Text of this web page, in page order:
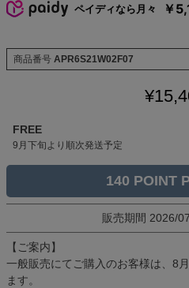
ペイディなら月々 ￥
商品番号 APR6S21W02F07
¥
FREE
9月下旬より順次発送予定
140
販売期間 2026/
【ご案内】
一般販売にてご購入のお客様は、8
ます。